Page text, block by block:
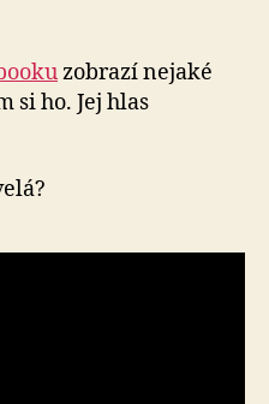
zobrazí nejaké
si ho. Jej hlas